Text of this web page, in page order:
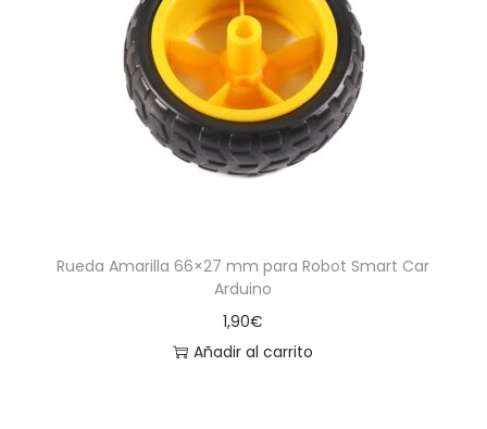
Rueda Amarilla 66×27 mm para Robot Smart Car
Arduino
1,90€
Añadir al carrito